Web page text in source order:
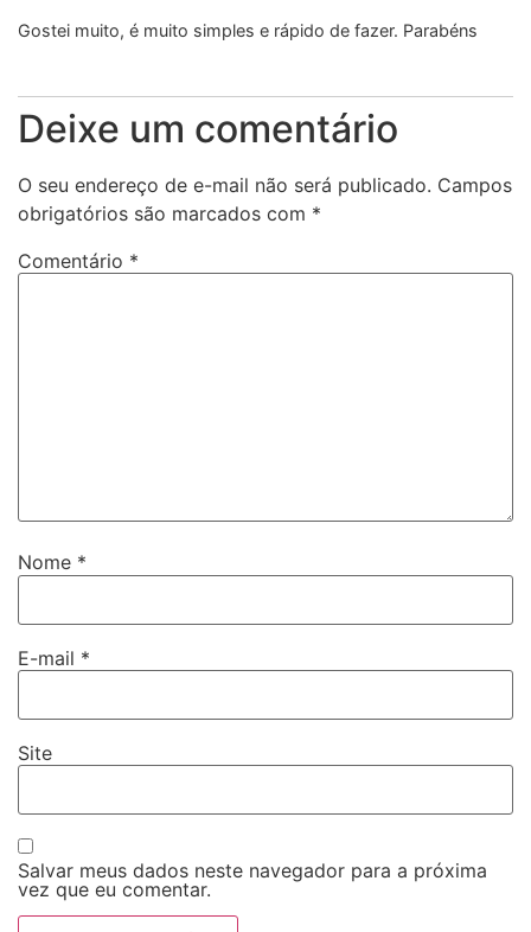
Gostei muito, é muito simples e rápido de fazer. Parabéns
Deixe um comentário
O seu endereço de e-mail não será publicado. Campos
obrigatórios são marcados com *
Comentário *
Nome *
E-mail *
Site
Salvar meus dados neste navegador para a próxima
vez que eu comentar.